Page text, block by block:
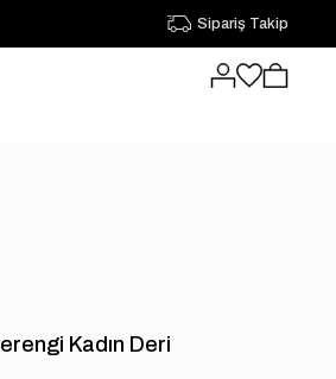
Sipariş Takip
Kadın Deri